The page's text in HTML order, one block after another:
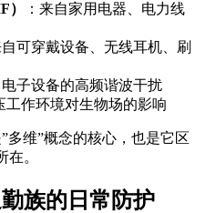
）
：来自家用电器、电力线
可穿戴设备、无线耳机、刷
电子设备的高频谐波干扰
工作环境对生物场的影响
多维”概念的核心，也是它区
。
族的日常防护